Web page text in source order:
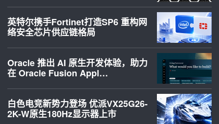
英特尔携手Fortinet打造SP6 重构网
络安全芯片供应链格局
Oracle 推出 AI 原生开发体验，助力
在 Oracle Fusion Appl…
白色电竞新势力登场 优派VX25G26-
2K-W原生180Hz显示器上市